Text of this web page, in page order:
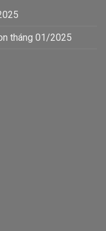
tháng 01/2025